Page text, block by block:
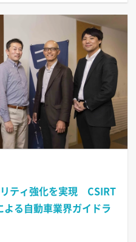
ティ強化を実現 CSIRT
る自動車業界ガイドラ